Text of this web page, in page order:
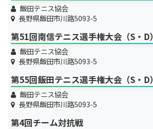
飯田テニス協会
長野県飯田市川路5093-5
第51回南信テニス選手権大会（S・D）
飯田テニス協会
長野県飯田市川路5093-5
第55回飯田テニス選手権大会（S・D）
飯田テニス協会
長野県飯田市川路5093-5
第4回チーム対抗戦